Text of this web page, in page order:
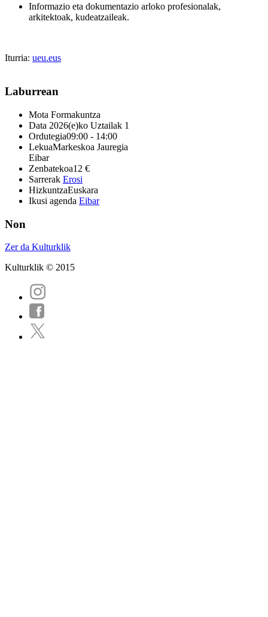
Informazio eta dokumentazio arloko profesionalak,
arkitektoak, kudeatzaileak.
Iturria: ueu.eus
Laburrean
Mota Formakuntza
Data 2026(e)ko Uztailak 1
Ordutegia09:00 - 14:00
LekuaMarkeskoa Jauregia
Eibar
Zenbatekoa12 €
Sarrerak Erosi
HizkuntzaEuskara
Ikusi agenda Eibar
Non
Zer da Kulturklik
Kulturklik © 2015